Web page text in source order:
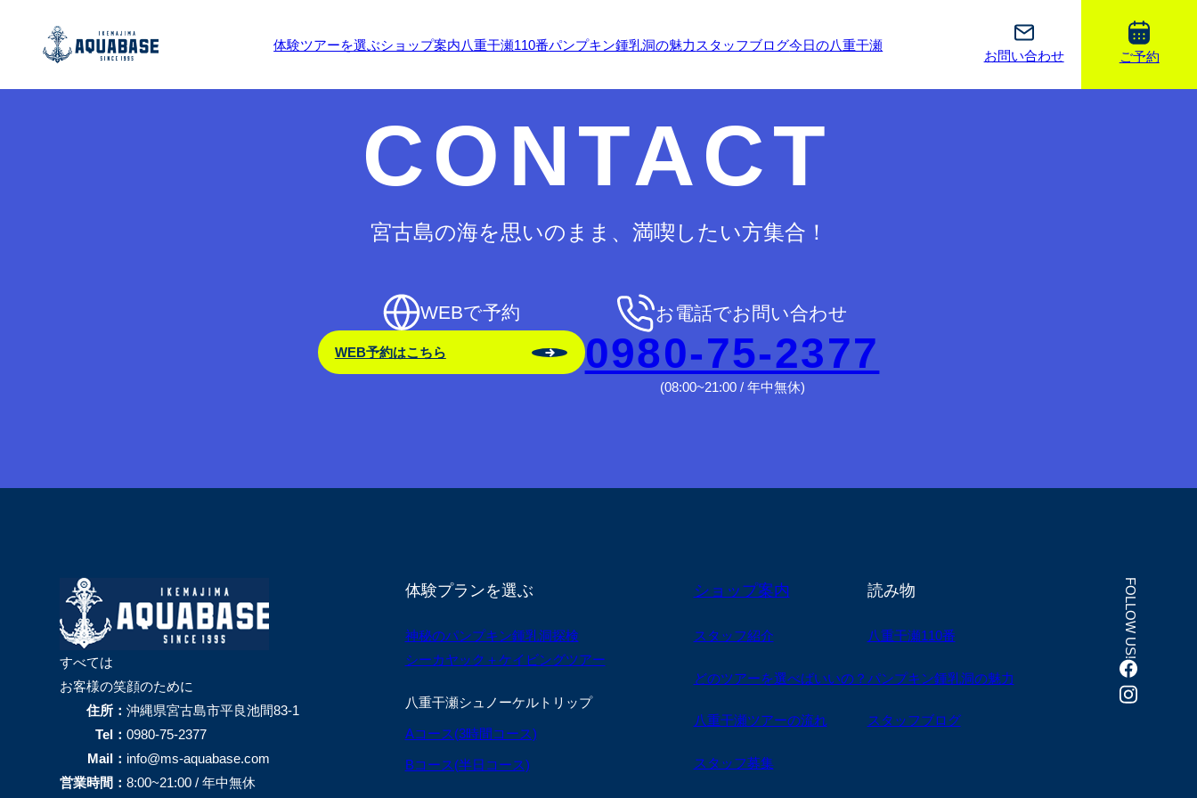
体験ツアーを選ぶショップ案内八重干瀬110番パンプキン鍾乳洞の魅力 スタッフブログ今日の八重干瀬
お問い合わせ ご予約
CONTACT
宮古島の海を思いのまま、満喫したい方集合！
WEBで予約
WEB予約はこちら
お電話でお問い合わせ
0980-75-2377
(08:00~21:00 / 年中無休)
すべては
お客様の笑顔のために
住所：沖縄県宮古島市平良池間83-1
Tel：0980-75-2377
Mail： info@ms-aquabase.com
営業時間：8:00~21:00 / 年中無休
体験プランを選ぶ
神秘のパンプキン鍾乳洞探検
シーカヤック＋ケイビングツアー
八重干瀬シュノーケルトリップ
Aコース(3時間コース)
Bコース(半日コース)
ショップ案内
スタッフ紹介
どのツアーを選べばいいの？
八重干瀬ツアーの流れ
スタッフ募集
読み物
八重干瀬110番
パンプキン鍾乳洞の魅力
スタッフブログ
FOLLOW US!